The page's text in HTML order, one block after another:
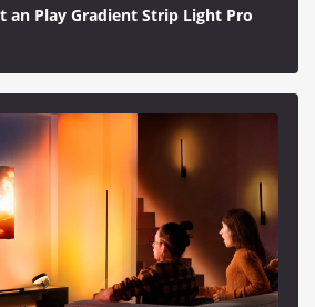
an Play Gradient Strip Light Pro